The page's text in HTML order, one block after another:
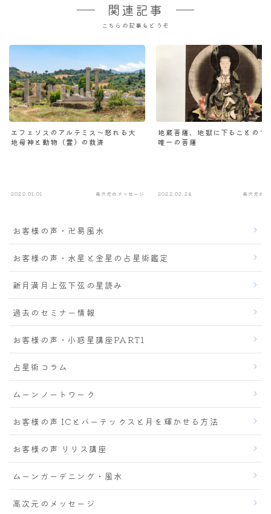
関連記事
こちらの記事もどうぞ
エフェソスのアルテミス～怒れる大
地母神と動物（霊）の救済
2022.01.01 高次元のメッセージ
地蔵菩薩、地獄に下ることので
唯一の菩薩
2022.02.24 高次元の
お客様の声・卍易風水
お客様の声・水星と金星の占星術鑑定
新月満月上弦下弦の星読み
過去のセミナー情報
お客様の声・小惑星講座PART1
占星術コラム
ムーンノートワーク
お客様の声 ICとバーテックスと月を輝かせる方法
お客様の声 リリス講座
ムーンガーデニング・風水
高次元のメッセージ